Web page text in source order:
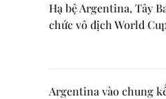
Hạ bệ Argentina, Tây
chức vô địch World
Argentina vào chung